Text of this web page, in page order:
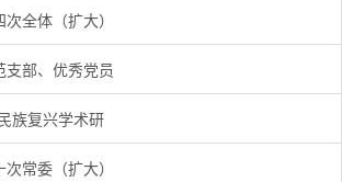
全体（扩大）
部、优秀党员
族复兴学术研
常委（扩大）